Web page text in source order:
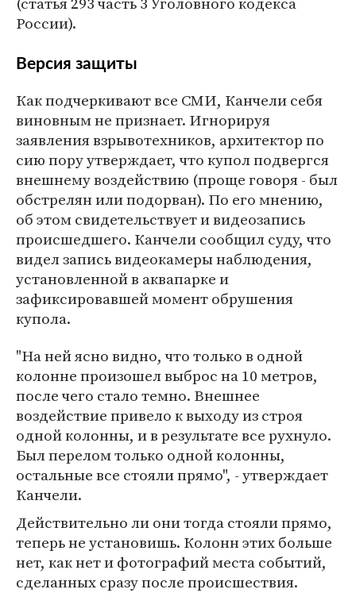
России).
Версия защиты
Как подчеркивают все СМИ, Канчели себя
виновным не признает. Игнорируя
заявления взрывотехников, архитектор по
сию пору утверждает, что купол подвергся
внешнему воздействию (проще говоря - был
обстрелян или подорван). По его мнению,
об этом свидетельствует и видеозапись
происшедшего. Канчели сообщил суду, что
видел запись видеокамеры наблюдения,
установленной в аквапарке и
зафиксировавшей момент обрушения
купола.
"На ней ясно видно, что только в одной
колонне произошел выброс на 10 метров,
после чего стало темно. Внешнее
воздействие привело к выходу из строя
одной колонны, и в результате все рухнуло.
Был перелом только одной колонны,
остальные все стояли прямо", - утверждает
Канчели.
Действительно ли они тогда стояли прямо,
теперь не установишь. Колонн этих больше
нет, как нет и фотографий места событий,
сделанных сразу после происшествия.